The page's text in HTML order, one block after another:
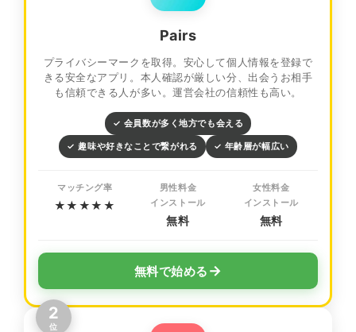
Pairs
プライバシーマークを取得。安心して個人情報を登録で
きる安全なアプリ。本人確認が厳しい分、出会うお相手
も信頼できる人が多い。運営会社の信頼性も高い。
✓ 会員数が多く地方でも会える
✓ 趣味や好きなことで繋がれる ✓ 年齢層が幅広い
マッチング率
★★★★★
男性料金
インストール
無料
女性料金
インストール
無料
無料で始める →
2
位